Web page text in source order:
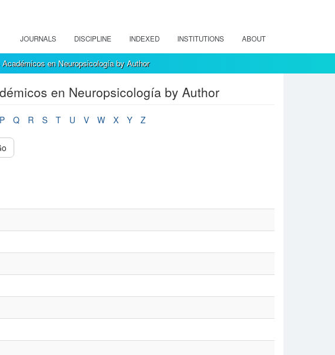
JOURNALS DISCIPLINE INDEXED INSTITUTIONS ABOUT
en Neuropsicología by Author
en Neuropsicología by Author
P Q R S T U V W X Y Z